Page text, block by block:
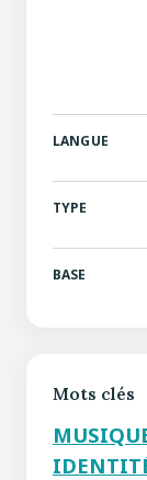
LANGUE
TYPE
BASE
Mots clés